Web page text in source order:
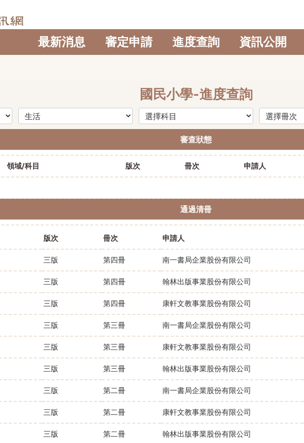
最新消息 審定申請 進度查詢 資訊公開
國民小學-進度查詢
域選項）
）
）
審查狀態
領域/科目 版次 冊次 申請人
通過清冊
版次 冊次 申請人
三版 第四冊 南一書局企業股份有限公司
三版 第四冊 翰林出版事業股份有限公司
三版 第四冊 康軒文教事業股份有限公司
三版 第三冊 南一書局企業股份有限公司
三版 第三冊 康軒文教事業股份有限公司
三版 第三冊 翰林出版事業股份有限公司
三版 第二冊 南一書局企業股份有限公司
三版 第二冊 康軒文教事業股份有限公司
三版 第二冊 翰林出版事業股份有限公司